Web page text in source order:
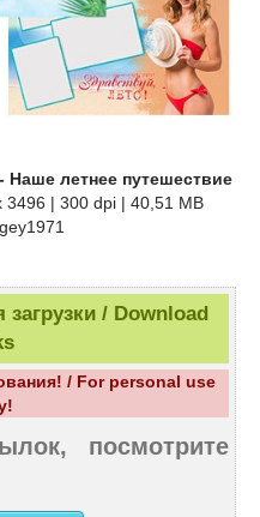
Наше летнее путешествие
3496 | 300 dpi | 40,51 MB
/ Download
/ For personal use
посмотрите